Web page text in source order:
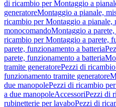
di ricambio per Montaggio a
generatoreMontaggio a pianale,
ricambio per Montaggio a pianale,
monocomandoMontaggio a
ricambio per Montaggio a parete,
parete, funzionamento a batteria
parete, funzionamento a batteria
tramite generatorePezzi di
funzionamento tramite generatore
due manopolePezzi di ricambio
a due manopoleAccessoriPezzi di
rubinetterie per lavaboPezzi di